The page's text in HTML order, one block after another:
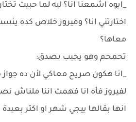
_ايوه اشمعنا انا؟ ليه لما حبيت
اختارتني انا؟ وفيروز خلاص كده
معاها؟
تحمحم وهو يجيب بصدق:
_انا هكون صريح معاكي لأن ده
لفيروز فأه انا فهمت اننا ملناش
انها بقالها ييجي شهر او اكتر بعيدة